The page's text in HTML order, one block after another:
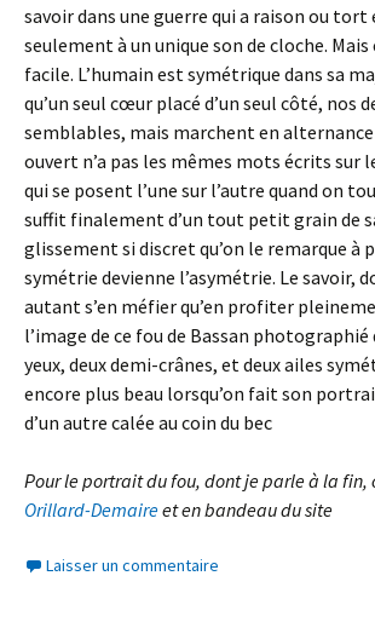
savoir dans une guerre qui a raison ou tort
seulement à un unique son de cloche.
facile. L’humain est symétrique dans sa
qu’un seul cœur placé d’un seul côté, nos
semblables, mais marchent en
ouvert n’a pas les mêmes mots écrits sur
qui se posent l’une sur l’autre quand on
suffit finalement d’un tout petit grain de
glissement si discret qu’on le remarque à
symétrie devienne l’asymétrie. Le savoir,
autant s’en méfier qu’en profiter
l’image de ce fou de Bassan photographié
yeux, deux demi-crânes, et deux ailes
encore plus beau lorsqu’on fait son
d’un autre calée au coin du bec
Pour le portrait du fou, dont je parle à la fin,
Orillard-Demaireet en bandeau du site
Laisser un commentaire